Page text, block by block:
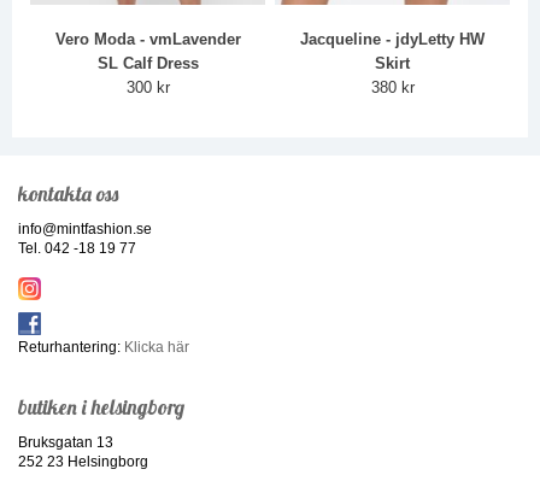
Vero Moda - vmLavender
SL Calf Dress
300 kr
Jacqueline - jdyLetty HW
Skirt
380 kr
kontakta oss
info@mintfashion.se
Tel. 042 -18 19 77
Returhantering: Klicka här
butiken i helsingborg
Bruksgatan 13
252 23 Helsingborg